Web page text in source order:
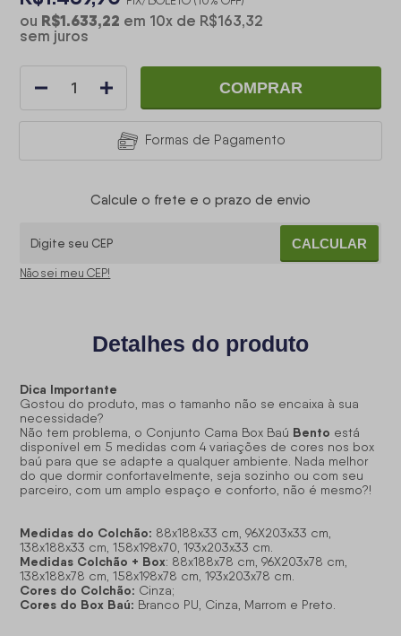
ou R$1.633,22 em 10x de R$163,32
sem juros
COMPRAR
Formas de Pagamento
Calcule o frete e o prazo de envio
CALCULAR
Não sei meu CEP!
Detalhes do produto
Dica Importante
Gostou do produto, mas o tamanho não se encaixa à sua
necessidade?
Não tem problema, o Conjunto Cama Box Baú Bento está
disponível em 5 medidas com 4 variações de cores nos box
baú para que se adapte a qualquer ambiente. Nada melhor
do que dormir confortavelmente, seja sozinho ou com seu
parceiro, com um amplo espaço e conforto, não é mesmo?!
Medidas do Colchão: 88x188x33 cm, 96X203x33 cm,
138x188x33 cm, 158x198x70, 193x203x33 cm.
Medidas Colchão + Box: 88x188x78 cm, 96X203x78 cm,
138x188x78 cm, 158x198x78 cm, 193x203x78 cm.
Cores do Colchão: Cinza;
Cores do Box Baú: Branco PU, Cinza, Marrom e Preto.